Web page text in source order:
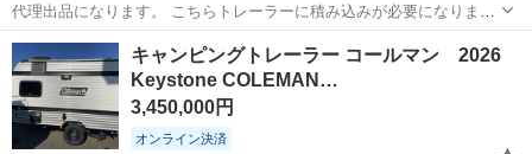
代理出品になります。 こちらトレーラーに積み込みが必要になります
ので、ある程度自分で積み込み、整備等出来る方のみお取引よろしく
お願いします。 整備は2段ベッド、フリースペース、テレビ、暖房、
ソーラーパネル、換気扇、間接照...
北海道 旭川市 旭川四条駅
キャンピングトレーラー
キャンピングトレーラー コールマン 2026
Keystone COLEMAN…
3,450,000円
オンライン決済